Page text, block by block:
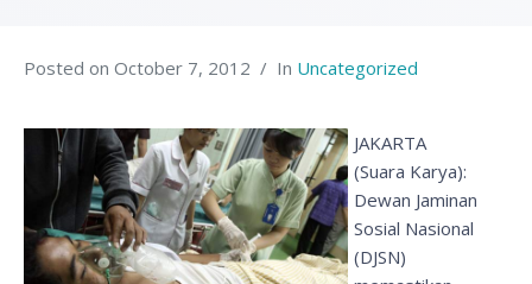
Posted on October 7, 2012 In Uncategorized
JAKARTA
(Suara Karya):
Dewan Jaminan
Sosial Nasional
(DJSN)